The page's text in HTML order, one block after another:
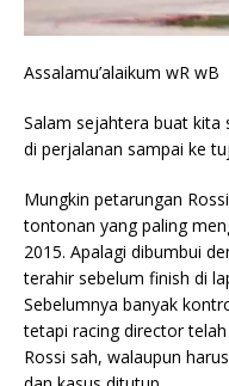
Assalamu’alaikum wR wB
Salam sejahtera buat
di perjalanan sampai ke
Mungkin petarungan
tontonan yang paling
2015. Apalagi dibumbui
terahir sebelum finish di
Sebelumnya banyak
tetapi racing director
Rossi sah, walaupun